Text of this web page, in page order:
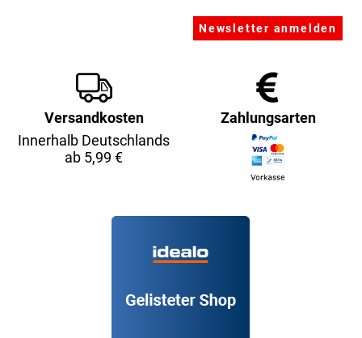
Versandkosten
Innerhalb Deutschlands
ab 5,99 €
Zahlungsarten